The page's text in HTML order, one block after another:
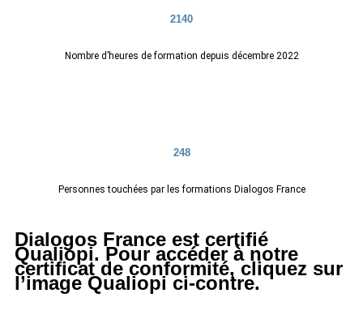
2140
Nombre d’heures de formation depuis décembre 2022
248
Personnes touchées par les formations Dialogos France
Dialogos France est certifié
Qualiopi. Pour accéder à notre
certificat de conformité, cliquez sur
l’image Qualiopi ci-contre.